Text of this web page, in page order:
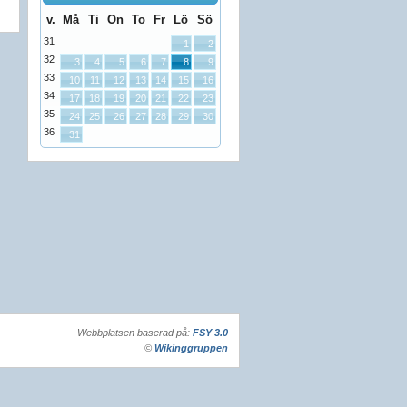
v. Må Ti On To Fr Lö Sö
31 1
2
32
3 4 5 6 7 8
9
33
10 11 12 13 14 15
16
34
17 18 19 20 21 22
23
35
24 25 26 27 28 29
30
36
31
Webbplatsen baserad på: FSY 3.0
© Wikinggruppen